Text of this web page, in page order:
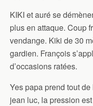
KIKI et auré se
plus en attaque. Coup
vendange. Kiki de 30
gardien. François
d’occasions ratées.
Yes papa prend tout
jean luc, la pression